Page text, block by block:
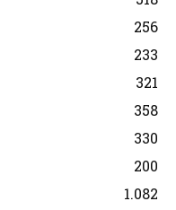
256
233
321
358
330
200
1.082